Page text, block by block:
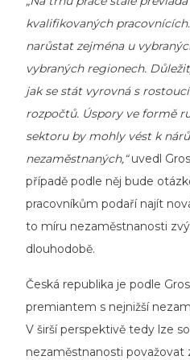
kvalifikovaných
narůstat zejména u
vybraných regionech.
jak se stát vyrovná s
rozpočtů. Úspory ve formě
sektoru by mohly vést k
nezaměstnaných,“uvedl
případě podle něj bude
pracovníkům podaří najít
to míru nezaměstnanosti
dlouhodobě.
Česká republika je podle
premiantem s nejnižší
V širší perspektivě tedy lze
nezaměstnanosti považovat